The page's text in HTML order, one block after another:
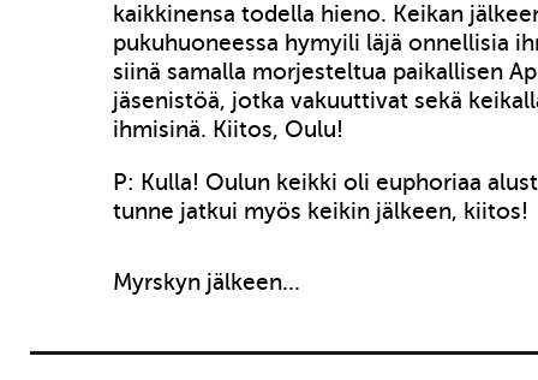
kaikkinensa todella hieno. Keikan
pukuhuoneessa hymyili läjä onnellisia
siinä samalla morjesteltua paikallisen
jäsenistöä, jotka vakuuttivat sekä
ihmisinä. Kiitos, Oulu!
P: Kulla! Oulun keikki oli euphoriaa
tunne jatkui myös keikin jälkeen, kiitos!
Myrskyn jälkeen...